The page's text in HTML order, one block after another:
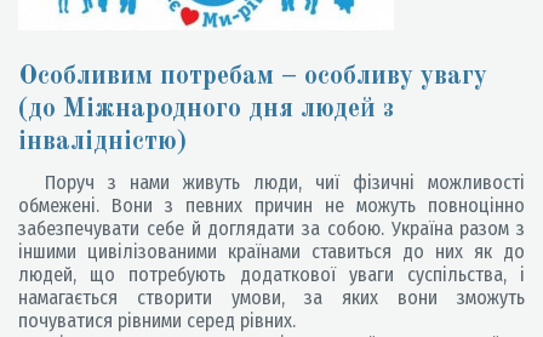
Особливим потребам – особливу увагу
(до Міжнародного дня людей з
інвалідністю)
Поруч з нами живуть люди, чиї фізичні можливості
обмежені. Вони з певних причин не можуть повноцінно
забезпечувати себе й доглядати за собою. Україна разом з
іншими цивілізованими країнами ставиться до них як до
людей, що потребують додаткової уваги суспільства, і
намагається створити умови, за яких вони зможуть
почуватися рівними серед рівних.